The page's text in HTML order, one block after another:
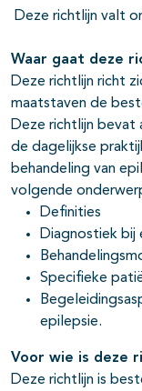
open- en
open- en
Deze richtlijn valt
Waar gaat deze
Deze richtlijn richt
maatstaven de
Deze richtlijn bevat
de dagelijkse
behandeling van
volgende
Definities
Diagnostiek bij
Specifieke
epilepsie.
Voor wie is deze
Deze richtlijn is